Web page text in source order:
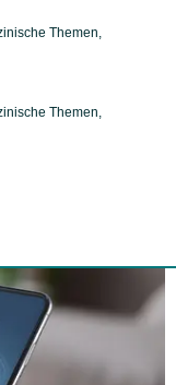
Themen,
Themen,